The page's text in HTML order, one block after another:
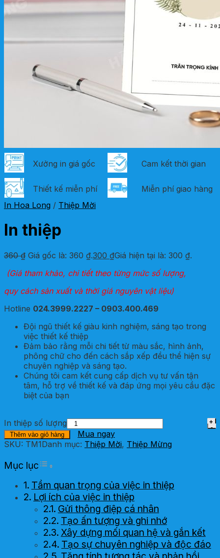
Xưởng in giá gốc Cam kết thời gian
Thiết kế miễn phí
Miễn phí giao hàng
In Hoa Long / Thiệp Mời
In thiệp
360₫ Giá gốc là: 360 ₫.300 ₫Giá hiện tại là: 300 ₫.
(Giá tham khảo, chi tiết theo từng mức số lượng,
quy cách sản xuất và thời giá nguyên vật liệu)
Hotline 024.3999.2227 – 0903.400.469
Đội ngũ thiết kế giàu kinh nghiệm, sáng tạo trong
việc thiết kế thiệp
Đảm bảo rằng mỗi chi tiết từ màu sắc, hình ảnh,
phông chữ cho đến cách sắp xếp đều thể hiện sự
chuyên nghiệp và sáng tạo.
Chúng tôi cam kết cung cấp dịch vụ tư vấn tận
tâm, hỗ trợ về thiết kế và đáp ứng mọi yêu cầu đặc
biệt của bạn
In thiệp số lượng
Thêm vào giỏ hàng
Mua ngay
SKU: TM1Danh mục: Thiệp Mời, Thiệp Mừng
Mục lục Toggle Table of Content
Tầm quan trọng của việc in thiệp
Lợi ích của việc in thiệp
Gửi thông điệp cá nhân
Tạo ấn tượng và ghi nhớ
Xây dựng mối quan hệ và gắn kết
Tạo sự chuyên nghiệp và độc đáo